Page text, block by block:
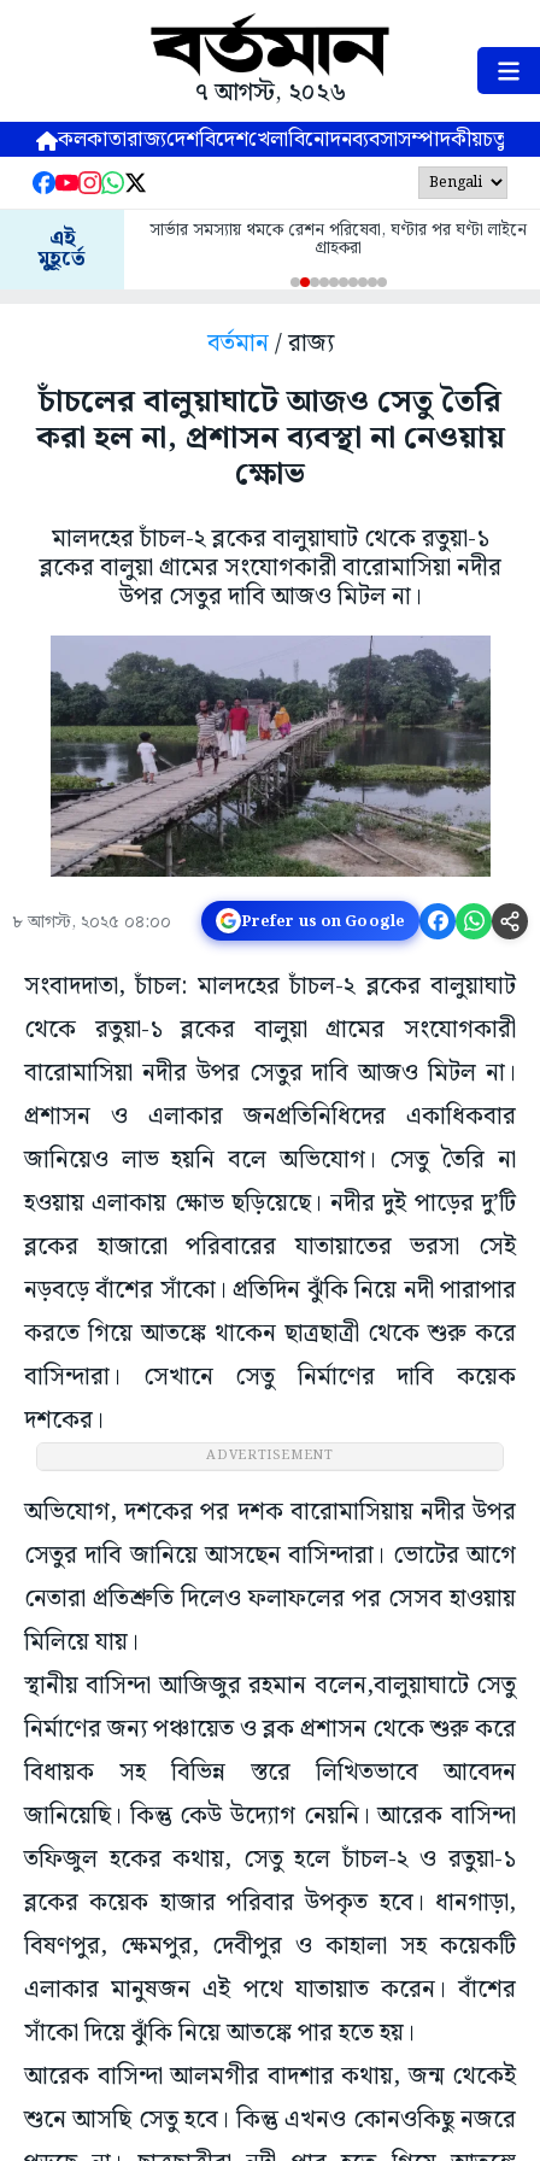
৭ আগস্ট, ২০২৬
কলকাতারাজ্যদেশবিদেশখেলাবিনোদনব্যবসাসম্পাদকীয়
এই
মুহূর্তে
সার্ভার সমস্যায় থমকে রেশন পরিষেবা, ঘণ্টার পর ঘণ্টা লাইনে
গ্রাহকরা
বর্তমান/ রাজ্য
চাঁচলের বালুয়াঘাটে আজও সেতু তৈরি
করা হল না, প্রশাসন ব্যবস্থা না নেওয়ায়
ক্ষোভ
মালদহের চাঁচল-২ ব্লকের বালুয়াঘাট থেকে রতুয়া-১
ব্লকের বালুয়া গ্রামের সংযোগকারী বারোমাসিয়া নদীর
উপর সেতুর দাবি আজও মিটল না।
৮ আগস্ট, ২০২৫ ০৪:০০ Prefer us on Google
সংবাদদাতা, চাঁচল: মালদহের চাঁচল-২ ব্লকের বালুয়াঘাট
থেকে রতুয়া-১ ব্লকের বালুয়া গ্রামের সংযোগকারী
বারোমাসিয়া নদীর উপর সেতুর দাবি আজও মিটল না।
প্রশাসন ও এলাকার জনপ্রতিনিধিদের একাধিকবার
জানিয়েও লাভ হয়নি বলে অভিযোগ। সেতু তৈরি না
হওয়ায় এলাকায় ক্ষোভ ছড়িয়েছে। নদীর দুই পাড়ের দু’টি
ব্লকের হাজারো পরিবারের যাতায়াতের ভরসা সেই
নড়বড়ে বাঁশের সাঁকো। প্রতিদিন ঝুঁকি নিয়ে নদী পারাপার
করতে গিয়ে আতঙ্কে থাকেন ছাত্রছাত্রী থেকে শুরু করে
বাসিন্দারা। সেখানে সেতু নির্মাণের দাবি কয়েক
দশকের।
ADVERTISEMENT
অভিযোগ, দশকের পর দশক বারোমাসিয়ায় নদীর উপর
সেতুর দাবি জানিয়ে আসছেন বাসিন্দারা। ভোটের আগে
নেতারা প্রতিশ্রুতি দিলেও ফলাফলের পর সেসব হাওয়ায়
মিলিয়ে যায়।
স্থানীয় বাসিন্দা আজিজুর রহমান বলেন,বালুয়াঘাটে সেতু
নির্মাণের জন্য পঞ্চায়েত ও ব্লক প্রশাসন থেকে শুরু করে
বিধায়ক সহ বিভিন্ন স্তরে লিখিতভাবে আবেদন
জানিয়েছি। কিন্তু কেউ উদ্যোগ নেয়নি। আরেক বাসিন্দা
তফিজুল হকের কথায়, সেতু হলে চাঁচল-২ ও রতুয়া-১
ব্লকের কয়েক হাজার পরিবার উপকৃত হবে। ধানগাড়া,
বিষণপুর, ক্ষেমপুর, দেবীপুর ও কাহালা সহ কয়েকটি
এলাকার মানুষজন এই পথে যাতায়াত করেন। বাঁশের
সাঁকো দিয়ে ঝুঁকি নিয়ে আতঙ্কে পার হতে হয়।
আরেক বাসিন্দা আলমগীর বাদশার কথায়, জন্ম থেকেই
শুনে আসছি সেতু হবে। কিন্তু এখনও কোনওকিছু নজরে